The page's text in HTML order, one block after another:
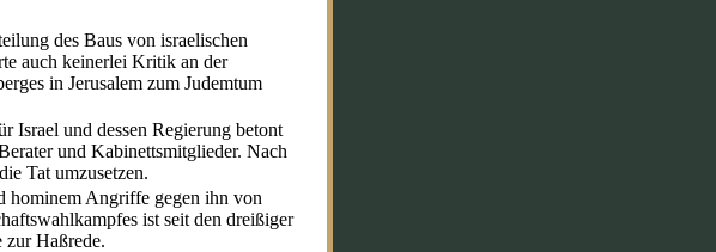
des Baus von israelischen
auch keinerlei Kritik an der
in Jerusalem zum Judemtum
Israel und dessen Regierung betont
und Kabinettsmitglieder. Nach
Tat umzusetzen.
hominem Angriffe gegen ihn von
ist seit den dreißiger
zur Haßrede.